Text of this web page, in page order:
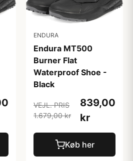
ENDURA
Endura MT500
Burner Flat
Waterproof Shoe -
Black
VEJL. PRIS
1.679,00 kr
839,00
kr
Køb her